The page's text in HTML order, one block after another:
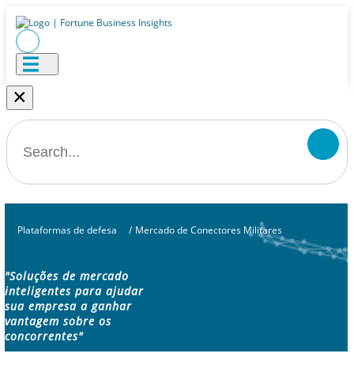
×
Plataformas de defesa / Mercado de Conectores Militares
"Soluções de mercado
inteligentes para ajudar
sua empresa a ganhar
vantagem sobre os
concorrentes"